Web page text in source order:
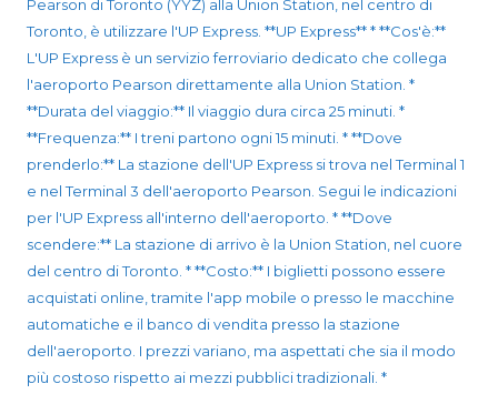
Pearson di Toronto (YYZ) alla Union Station, nel centro di
Toronto, è utilizzare l'UP Express. **UP Express** * **Cos'è:**
L'UP Express è un servizio ferroviario dedicato che collega
l'aeroporto Pearson direttamente alla Union Station. *
**Durata del viaggio:** Il viaggio dura circa 25 minuti. *
**Frequenza:** I treni partono ogni 15 minuti. * **Dove
prenderlo:** La stazione dell'UP Express si trova nel Terminal 1
e nel Terminal 3 dell'aeroporto Pearson. Segui le indicazioni
per l'UP Express all'interno dell'aeroporto. * **Dove
scendere:** La stazione di arrivo è la Union Station, nel cuore
del centro di Toronto. * **Costo:** I biglietti possono essere
acquistati online, tramite l'app mobile o presso le macchine
automatiche e il banco di vendita presso la stazione
dell'aeroporto. I prezzi variano, ma aspettati che sia il modo
più costoso rispetto ai mezzi pubblici tradizionali. *